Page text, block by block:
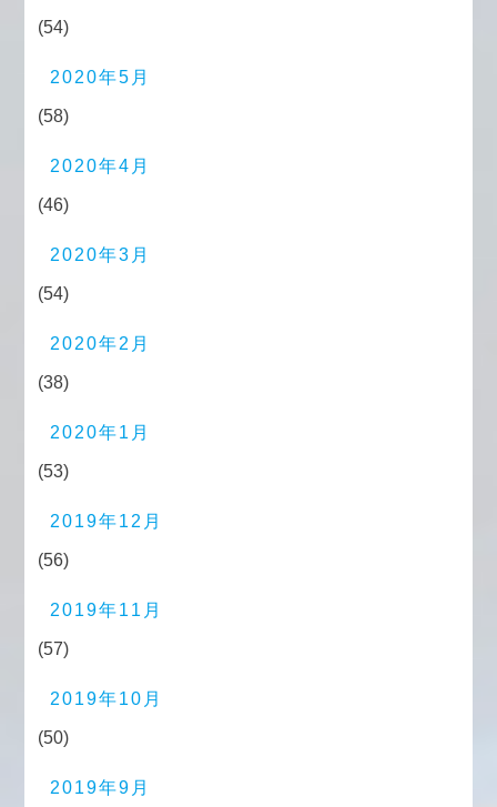
(54)
2020年5月
(58)
2020年4月
(46)
2020年3月
(54)
2020年2月
(38)
2020年1月
(53)
2019年12月
(56)
2019年11月
(57)
2019年10月
(50)
2019年9月